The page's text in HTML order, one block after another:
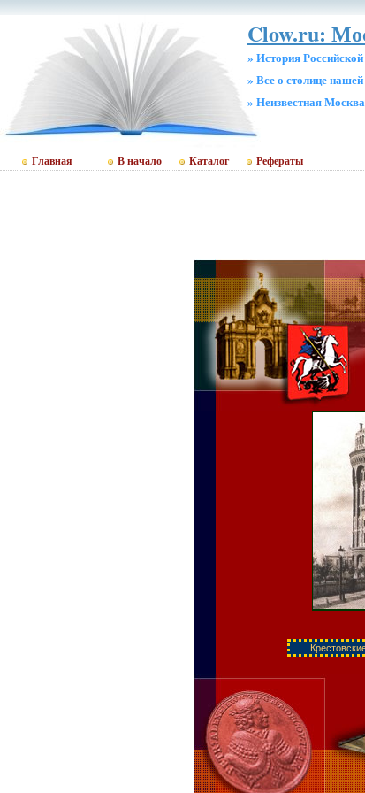
Clow.ru:
» История
» Все о столице
» Неизвестная Москва
Главная В начало Каталог Рефераты